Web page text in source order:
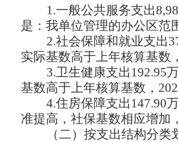
1.一般公共服务支出
是：我单位管理的办公区范
2.社会保障和就业支出
实际基数高于上年核算基数，
3.卫生健康支出192.95
基数高于上年核算基数，
4.住房保障支出147.90
准提高，社保基数相应增加
（二）按支出结构分